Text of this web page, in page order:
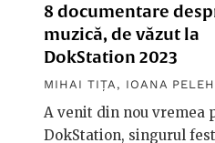
8 documentare
muzică, de văzut la
DokStation 2023
MIHAI TIȚA , IOANA
A venit din nou vremea
DokStation, singurul